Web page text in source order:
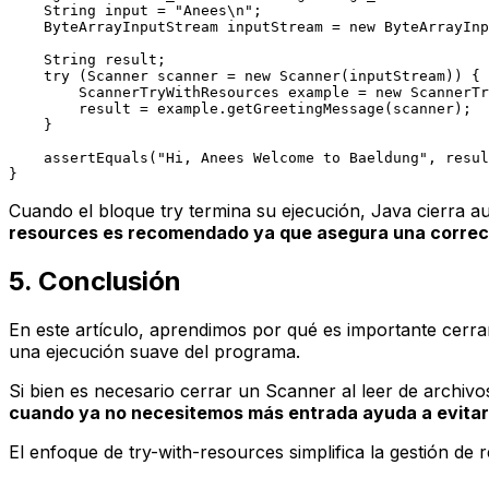
String
input = "Anees\n" ;
ByteArrayInputStream inputStream = new
    String result;
try ( Scanner scanner = new Scanner(inputStream)) {
ScannerTryWithResources example = new
        result = example.getGreetingMessage(scanner);
    }
    assertEquals(
"Hi, Anees Welcome to Baeldung" ,
Cuando el bloque try termina su ejecución, Java cierra
resources es recomendado ya que asegura una
5. Conclusión
En este artículo, aprendimos por qué es importante
una ejecución suave del programa.
Si bien es necesario cerrar un Scanner al leer de
cuando ya no necesitemos más entrada ayuda a
El enfoque de try-with-resources simplifica la gestión de